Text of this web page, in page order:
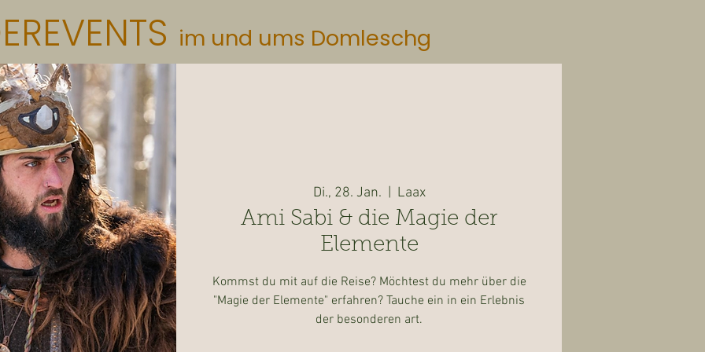
im und ums Domleschg
Di., 28. Jan. Laax
Ami Sabi & die Magie der
Elemente
Kommst du mit auf die Reise? Möchtest du mehr über die
"Magie der Elemente" erfahren? Tauche ein in ein Erlebnis
der besonderen art.